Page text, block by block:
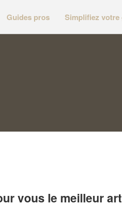
Guides pros Simplifiez votre
vous le meilleur